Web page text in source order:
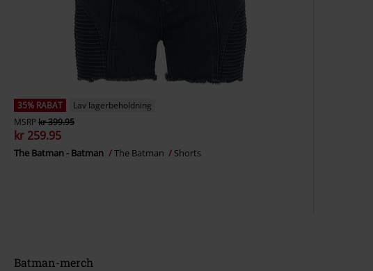
35% RABAT
Lav lagerbeholdning
MSRPkr 399.95
kr 259.95
The Batman - Batman The Batman Shorts
Batman-merch